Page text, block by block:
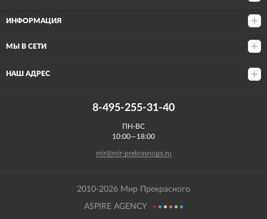
ИНФОРМАЦИЯ
МЫ В СЕТИ
НАШ АДРЕС
8-495-255-31-40
ПН-ВС
10:00—18:00
mir@mir-prekrasnogo.ru
2010-2026 Мир Прекрасного
ASPIRE AGENCY